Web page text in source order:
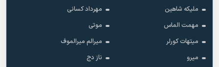
ملیکه شاهین
مهرداد کسانی
مهمت الماس
موتی
میتهات کورلر
میرالم میرالموف
میرو
ناز دج